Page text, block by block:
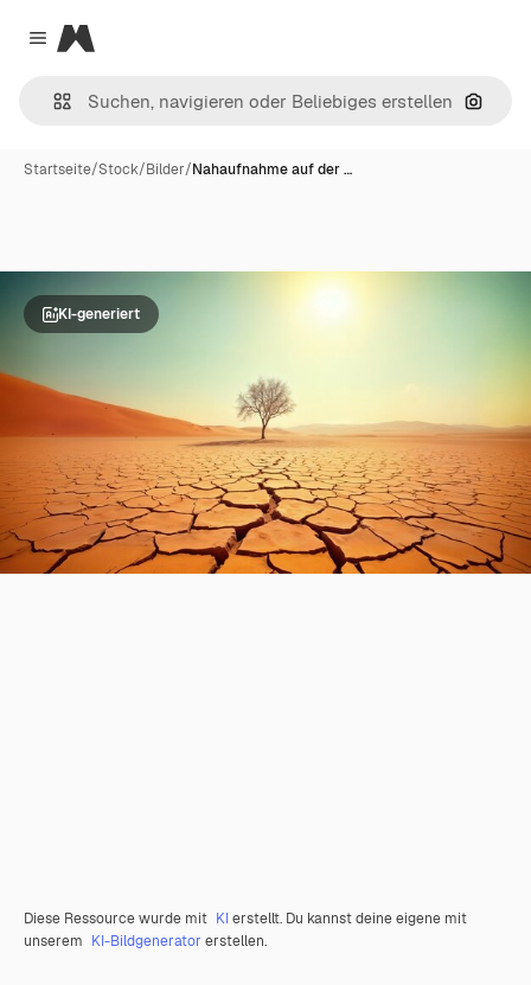
Close menu
Magnific
Nach
Startseite/Stock/Bilder/Nahaufnahme auf der …
KI-generiert
Diese Ressource wurde mit KIerstellt. Du kannst deine eigene mit
unserem KI-Bildgenerator erstellen.